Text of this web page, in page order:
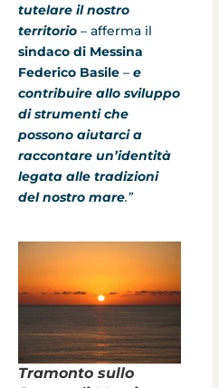
tutelare il nostro
territorio – afferma il
sindaco di Messina
Federico Basile – e
contribuire allo sviluppo
di strumenti che
possono aiutarci a
raccontare un’identità
legata alle tradizioni
del nostro mare.”
Tramonto sullo